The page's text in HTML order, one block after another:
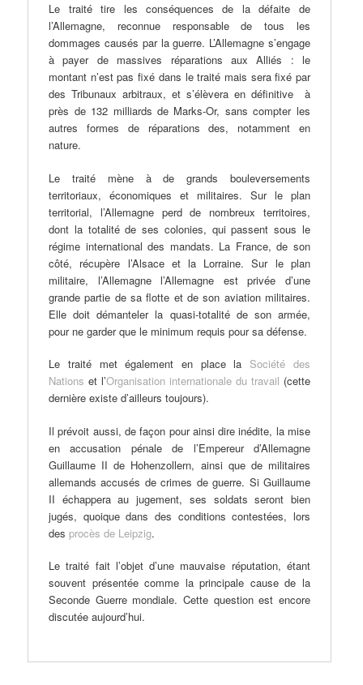
Le traité tire les conséquences de la défaite de
l’Allemagne, reconnue responsable de tous les
dommages causés par la guerre. L’Allemagne s’engage
à payer de massives réparations aux Alliés : le
montant n’est pas fixé dans le traité mais sera fixé par
des Tribunaux arbitraux, et s’élèvera en définitive à
près de 132 milliards de Marks-Or, sans compter les
autres formes de réparations des, notamment en
nature.
Le traité mène à de grands bouleversements
territoriaux, économiques et militaires. Sur le plan
territorial, l’Allemagne perd de nombreux territoires,
dont la totalité de ses colonies, qui passent sous le
régime international des mandats. La France, de son
côté, récupère l’Alsace et la Lorraine. Sur le plan
militaire, l’Allemagne l’Allemagne est privée d’une
grande partie de sa flotte et de son aviation militaires.
Elle doit démanteler la quasi-totalité de son armée,
pour ne garder que le minimum requis pour sa défense.
Le traité met également en place la Société des
Nations et l’Organisation internationale du travail (cette
dernière existe d’ailleurs toujours).
Il prévoit aussi, de façon pour ainsi dire inédite, la mise
en accusation pénale de l’Empereur d’Allemagne
Guillaume II de Hohenzollern, ainsi que de militaires
allemands accusés de crimes de guerre. Si Guillaume
II échappera au jugement, ses soldats seront bien
jugés, quoique dans des conditions contestées, lors
desprocès de Leipzig.
Le traité fait l’objet d’une mauvaise réputation, étant
souvent présentée comme la principale cause de la
Seconde Guerre mondiale. Cette question est encore
discutée aujourd’hui.